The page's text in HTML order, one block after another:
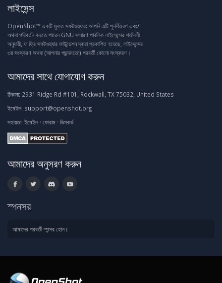
লাইসেন্স
OpenShot™ একটি মুক্ত সফটওয়্যার: আপনি এটি পুনর্বিতরণ এবং/
অথবা পরিবর্তন করতে পারেন GNU সাধারণ পাবলিক লাইসেন্সের শর্তাবলী
অনুযায়ী, যা ফ্রি সফটওয়্যার ফাউন্ডেশন দ্বারা প্রকাশিত হয়েছে, লাইসেন্সের
৩য় সংস্করণ অথবা (আপনার পছন্দমতো) পরবর্তী কোনো সংস্করণ।
আমাদের সাথে যোগাযোগ করুন
ঠিকানা: 2931 Ridge Rd #101, Rockwall, TX 75032, United States
ইমেইল: support@openshot.org
সহায়তা: ইমেইল · ফোরাম · ডিসকর্ড
আমাদের অনুসরণ করুন
স্পনসর
আমাদের পরবর্তী স্পন্সর হোন।